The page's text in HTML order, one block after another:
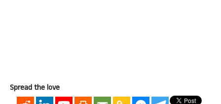
Spread the love